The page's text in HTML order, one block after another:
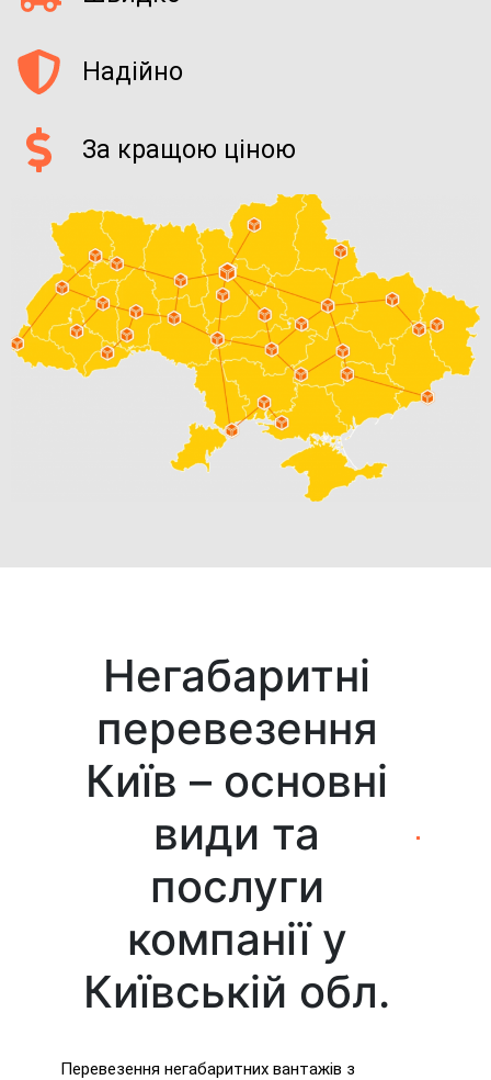
Надійно
За кращою ціною
Негабаритні
перевезення
Київ – основні
види та
послуги
компанії у
Київській обл.
Перевезення негабаритних вантажів з